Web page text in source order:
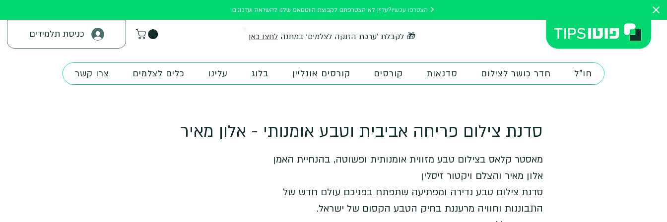
עדיין לא הצטרפתם לקבוצת הווטסאפ שלנו להשראה ועדכונים?
כניסת תלמידים לחצו כאן 🎁 לקבלת 'ערכת הזנקה לצלמים' במתנה
חו"ל חדר כושר לצילום סדנאות קורסים קורסים אונליין בלוג עלינו כלים לצלמים צרו קשר
סדנת צילום פריחה אביבית וטבע אומנותי - אלון מאיר
מאסטר קלאס בצילום טבע מזווית אומנותית ופשוטה, בהנחיית האמן
סדנת צילום טבע נדירה ומפתיעה שתפתח בפניכם עולם חדש של